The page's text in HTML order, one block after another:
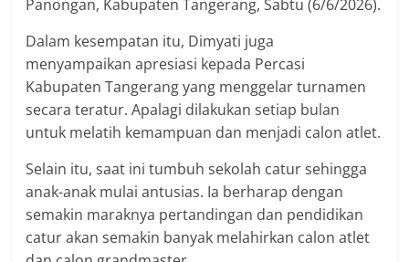
Panongan, Kabupaten Tangerang, Sabtu (6/6/2026).
Dalam kesempatan itu, Dimyati juga
menyampaikan apresiasi kepada Percasi
Kabupaten Tangerang yang menggelar turnamen
secara teratur. Apalagi dilakukan setiap bulan
untuk melatih kemampuan dan menjadi calon atlet.
Selain itu, saat ini tumbuh sekolah catur sehingga
anak-anak mulai antusias. Ia berharap dengan
semakin maraknya pertandingan dan pendidikan
catur akan semakin banyak melahirkan calon atlet